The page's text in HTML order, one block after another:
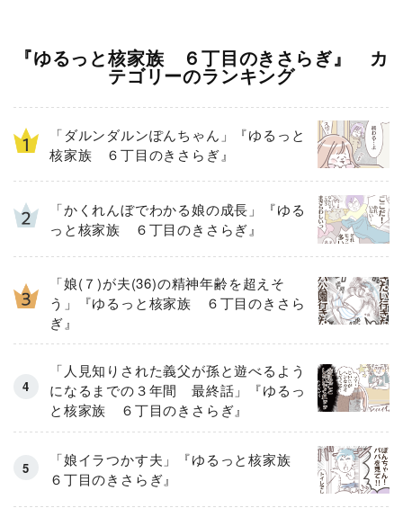
『ゆるっと核家族 ６丁目のきさらぎ』 カ
テゴリーのランキング
「ダルンダルンぽんちゃん」『ゆるっと
核家族 ６丁目のきさらぎ』
「かくれんぼでわかる娘の成長」『ゆる
っと核家族 ６丁目のきさらぎ』
「娘(７)が夫(36)の精神年齢を超えそ
う」『ゆるっと核家族 ６丁目のきさら
ぎ』
「人見知りされた義父が孫と遊べるよう
になるまでの３年間 最終話」『ゆるっ
と核家族 ６丁目のきさらぎ』
「娘イラつかす夫」『ゆるっと核家族
６丁目のきさらぎ』